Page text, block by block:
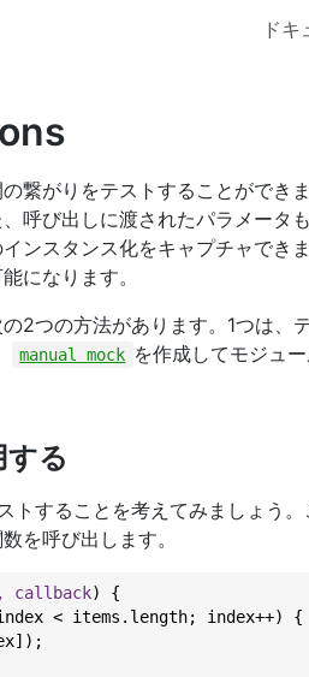
ドキ
繋がりをテストすることができ
呼び出しに渡されたパラメータ
ンスタンス化をキャプチャでき
になります。
2つの方法があります。1つは、
manual mock を作成してモジュ
る
トすることを考えてみましょう
を呼び出します。
callback) {
< items.length; index++) {